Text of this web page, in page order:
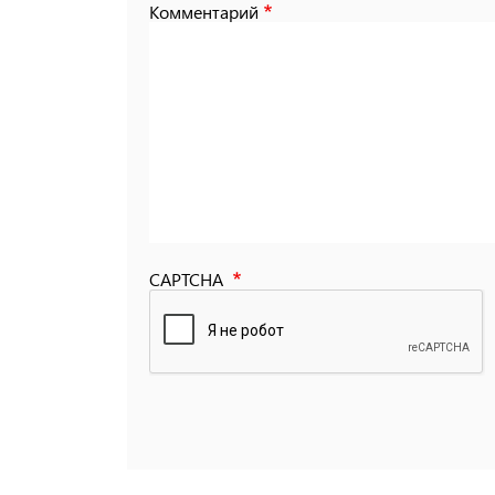
Комментарий
CAPTCHA